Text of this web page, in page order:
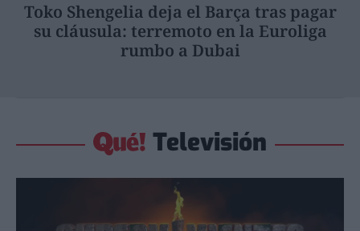
Toko Shengelia deja el Barça tras pagar
su cláusula: terremoto en la Euroliga
rumbo a Dubai
Televisión